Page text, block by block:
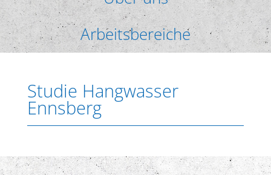
Arbeitsbereiche
Studie Hangwasser
Ennsberg